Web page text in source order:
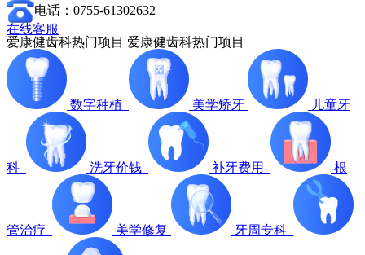
电话：0755-61302632
在线客服
爱康健齿科热门项目 爱康健齿科热门项目
数字种植 美学矫牙 儿童牙
科 洗牙价钱 补牙费用 根
管治疗 美学修复 牙周专科